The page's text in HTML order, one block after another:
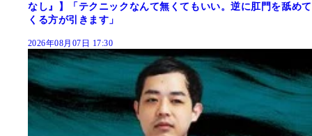
なし』】「テクニックなんて無くてもいい。逆に肛門を舐めて
くる方が引きます」
2026年08月07日 17:30